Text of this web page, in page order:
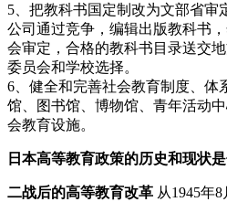
5、把教科书国定制改为文部省审
公司通过竞争，编辑出版教科书
会审定，合格的教科书目录送交
委员会和学校选择。
6、健全和完善社会教育制度、体
馆、图书馆、博物馆、青年活动
会教育设施。
日本高等教育政策的历史和现状
二战后的高等教育改革 从1945年